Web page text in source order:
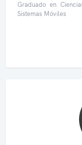
Graduado en
Sistemas Móviles